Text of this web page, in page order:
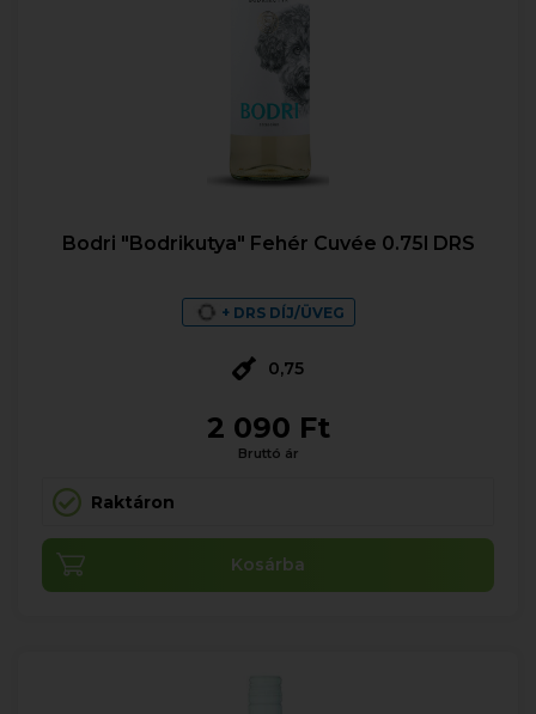
Bodri "Bodrikutya" Fehér Cuvée 0.75l DRS
+ DRS DÍJ/ÜVEG
0,75
2 090 Ft
Bruttó ár
Raktáron
Kosárba